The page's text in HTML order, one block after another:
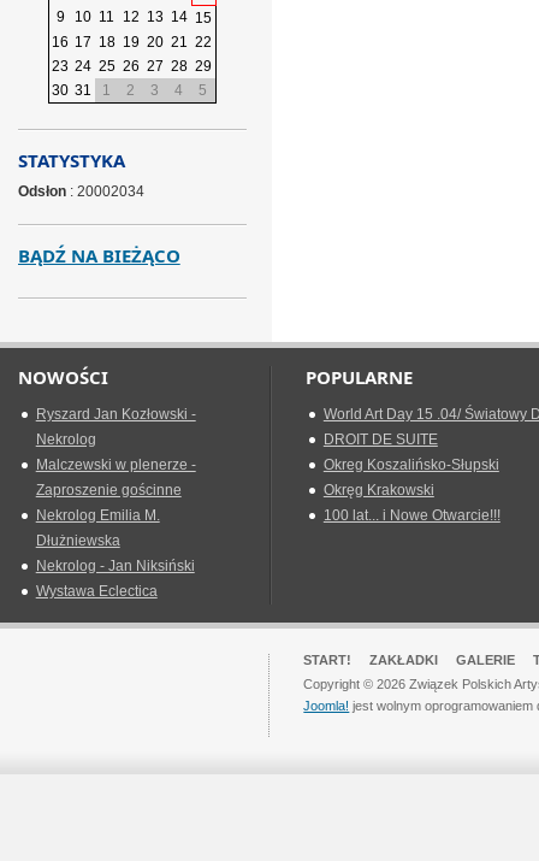
9
10 11 12 13 14 15
16 17 18 19 20 21 22
23 24 25 26 27 28 29
30 31 1 2 3 4 5
STATYSTYKA
Odsłon: 20002034
BĄDŹ NA BIEŻĄCO
NOWOŚCI
Ryszard Jan Kozłowski -
Nekrolog
Malczewski w plenerze -
Zaproszenie gościnne
Nekrolog Emilia M.
Dłużniewska
Nekrolog - Jan Niksiński
Wystawa Eclectica
POPULARNE
World Art Day 15 .04/ Światowy
DROIT DE SUITE
Okreg Koszalińsko-Słupski
Okręg Krakowski
100 lat... i Nowe Otwarcie!!!
START! ZAKŁADKI GALERIE
Copyright © 2026 Związek Polskich
Joomla! jest wolnym